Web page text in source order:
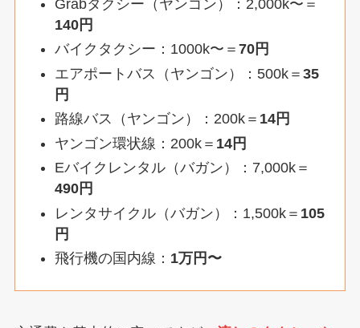
Grabタクシー（ヤンゴン）：2,000k〜＝
140円
バイクタクシー：1000k〜＝70円
エアポートバス（ヤンゴン）：500k＝35
円
路線バス（ヤンゴン）：200k＝ 14円
ヤンゴン環状線：200k＝ 14円
Eバイクレンタル（バガン）：7,000k＝
490円
レンタサイクル（バガン）：1,500k＝ 105
円
飛行機の国内線： 1万円〜